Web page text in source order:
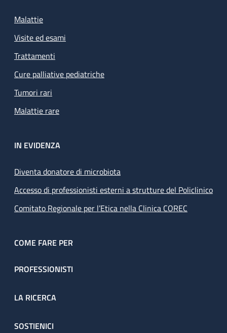
Malattie
Visite ed esami
Trattamenti
Cure palliative pediatriche
Tumori rari
Malattie rare
IN EVIDENZA
Diventa donatore di microbiota
Accesso di professionisti esterni a strutture del Policlinico
Comitato Regionale per l’Etica nella Clinica COREC
COME FARE PER
PROFESSIONISTI
LA RICERCA
SOSTIENICI